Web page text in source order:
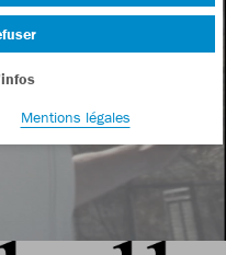
Mentions légales